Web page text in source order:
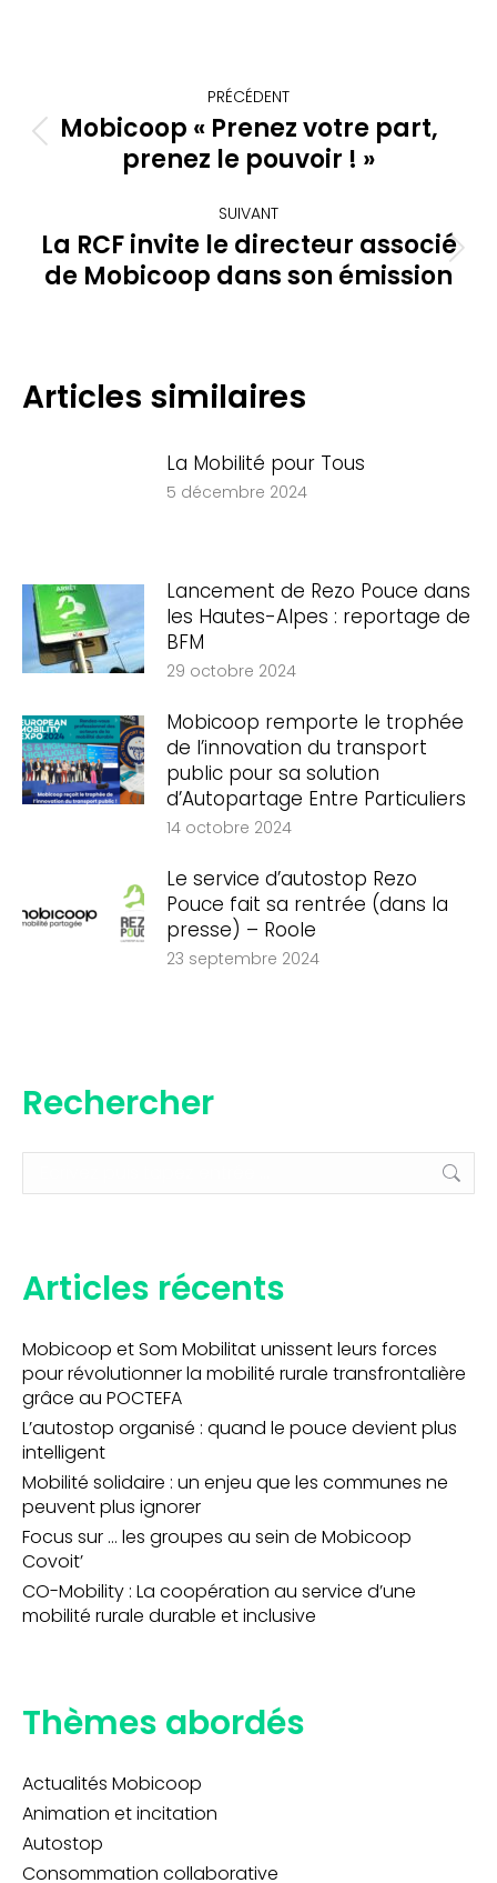
Navigation
article PRÉCÉDENT
Article
précédent
Mobicoop « Prenez votre part,
prenez le pouvoir ! »
SUIVANT
Article
suivant
La RCF invite le directeur associé
de Mobicoop dans son émission
Articles similaires
La Mobilité pour Tous
5 décembre 2024
Lancement de Rezo Pouce dans
les Hautes-Alpes : reportage de
BFM
29 octobre 2024
Mobicoop remporte le trophée
de l’innovation du transport
public pour sa solution
d’Autopartage Entre Particuliers
14 octobre 2024
Le service d’autostop Rezo
Pouce fait sa rentrée (dans la
presse) – Roole
23 septembre 2024
Rechercher
:
Articles récents
Mobicoop et Som Mobilitat unissent leurs forces
pour révolutionner la mobilité rurale transfrontalière
grâce au POCTEFA
L’autostop organisé : quand le pouce devient plus
intelligent
Mobilité solidaire : un enjeu que les communes ne
peuvent plus ignorer
Focus sur … les groupes au sein de Mobicoop
Covoit’
CO-Mobility : La coopération au service d’une
mobilité rurale durable et inclusive
Thèmes abordés
Actualités Mobicoop
Animation et incitation
Autostop
Consommation collaborative